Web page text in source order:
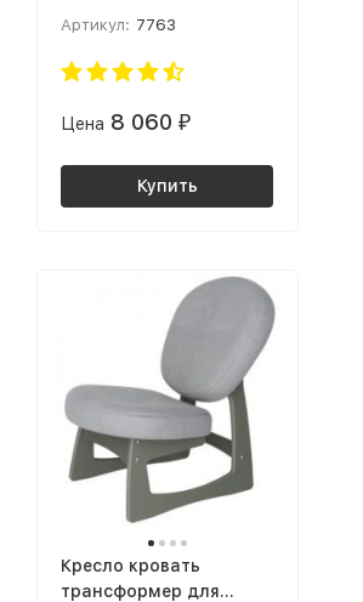
квартиры Массив,
решетка Снег
Артикул: 7763
Цена 8 060 ₽
Купить
Кресло кровать
трансформер для